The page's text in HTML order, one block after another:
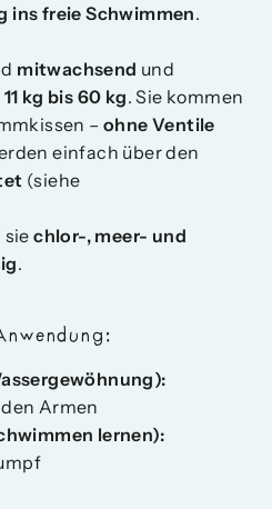
ins freie Schwimmen.
mitwachsend und
11 kg bis 60 kg. Sie kommen
– ohne Ventile
einfach über den
(siehe
siechlor-, meer- und
.
Armen
lernen):